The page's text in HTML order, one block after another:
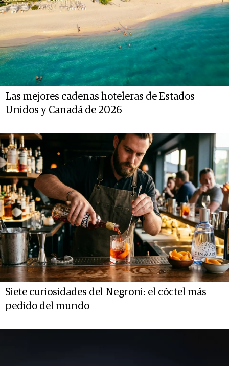
Las mejores cadenas hoteleras de Estados
Unidos y Canadá de 2026
Siete curiosidades del Negroni: el cóctel más
pedido del mundo